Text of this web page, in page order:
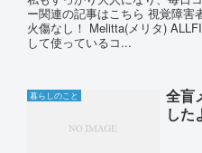
ー関連の記事はこちら 視覚障害
火傷なし！ Melitta(メリタ)
して使っているコ...
暮らしのこと
全盲
した